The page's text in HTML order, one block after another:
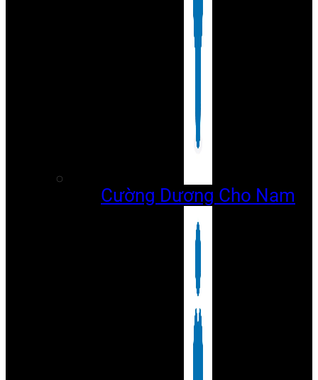
Cường Dương Cho Nam